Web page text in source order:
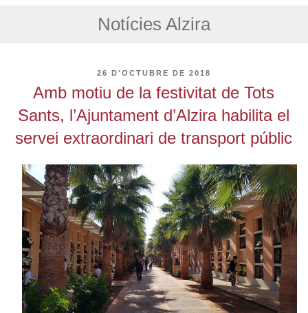
Notícies Alzira
PUBLICAT
26 D'OCTUBRE DE 2018
Amb motiu de la festivitat de Tots
Sants, l’Ajuntament d’Alzira habilita el
servei extraordinari de transport públic